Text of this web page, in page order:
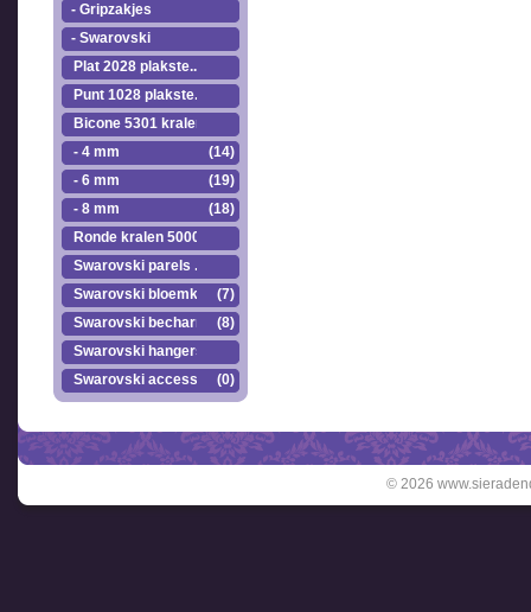
- Gripzakjes
- Swarovski
Plat 2028 plakste..
Punt 1028 plakste..
Bicone 5301 kralen.
- 4 mm
(14)
- 6 mm
(19)
- 8 mm
(18)
Ronde kralen 5000
Swarovski parels ..
Swarovski bloemkr..
(7)
Swarovski becharmed(8)
Swarovski hangers
Swarovski accesso..
(0)
© 2026